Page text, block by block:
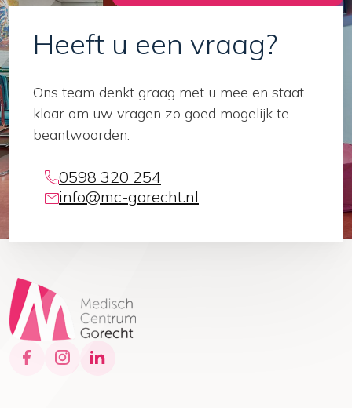
Heeft u een vraag?
Ons team denkt graag met u mee en staat
klaar om uw vragen zo goed mogelijk te
beantwoorden.
0598 320 254
info@mc-gorecht.nl